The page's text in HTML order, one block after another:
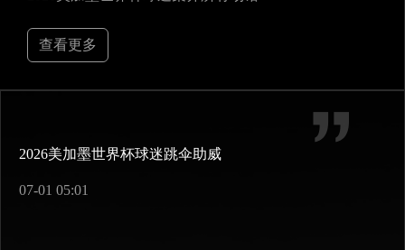
查看更多
2026美加墨世界杯球迷跳伞助威
07-01 05:01